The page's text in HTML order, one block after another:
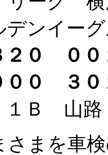
デンイー
０ ０
０ ３
Ｂ 山
さまを車